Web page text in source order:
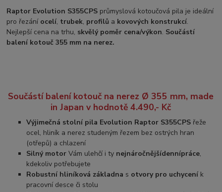
Raptor Evolution S355CPS průmyslová kotoučová pila je ideální
pro řezání ocelí, trubek, profilů a kovových konstrukcí.
Nejlepší cena na trhu, skvělý poměr cena/výkon. Součástí
balení kotouč 355 mm na nerez.
Součástí balení kotouč na nerez Ø 355 mm, made
in Japan v hodnotě 4.490,- Kč
Výjimečná stolní pila Evolution Raptor S355CPS řeže
ocel, hliník a nerez studeným řezem bez ostrých hran
(otřepů) a chlazení
Silný motor Vám ulehčí i ty nejnáročnějšídennípráce,
kdekoliv potřebujete
Robustní hliníková základna s otvory pro uchycení k
pracovní desce či stolu